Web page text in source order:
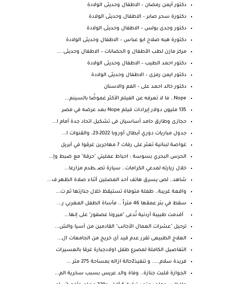
دكتور أيمن رمضان – الاطفال وحديثى الولادة
دكتورة سحر صابر – الاطفال وحديثى الولادة
دكتور وجدى بولس – الاطفال وحديثى الولادة
دكتورة هبه صلاح ابو عباس – الاطفال وحديثى الولادة
مركز مازن لطب الأطفال و الحضانات – الاطفال وحديثى ...
دكتور احمد الطيب – الاطفال وحديثى الولادة
دكتور ايمن رمزى – الاطفال وحديثى الولادة
دكتور خالد احمد على – الفم والاسنان
Nope.. ما لا تعرفه عن الفيلم الأكثر غموضًا بالسينم...
135 مليون دولار إيرادات فيلم Nope بعد عرضه في مصر
حجازى وطارق حامد أساسيان فى تشكيل اتحاد جدة أمام ا...
جدول مباريات دوري أبطال أوروبا 2022-23، والقنوات ا...
غواصة لبنانية تعثر على رفات 7 مهاجرين غرقوا في أبريل
الحرس البحري بسوسة : احباط عمليتي "حرقة" مع ضبط وإ...
خلال زيارته لمدعي الكرامات.. سيارة تصـ ـطدم مزارعا...
شاهد.. لص يسرق هاتف أحد المصلين أثناء صلاة الظهر ف...
واقعة غريبة.. طفلة متوفاة تستيقظ خلال جنازتها ثم ت...
سقط في بئر عمقها 46 متراً .. مأساة الطفل المغربي ر...
أقدمت طبيبة أردنية تُدعى "ميرونا عصفور" على إنها...
ترحيل "عشرات العمال الأجانب" القادمين من آسيا والش...
العلاج الطبيعى تقرر عدم قيد أى خريج من الجامعات ال...
التفاصيل الكاملة لمصرع طفل اولادجبارة غرقا بالعسيرات
فريدة سلام..... و تنفيذ2حالة ازاله بمساحة 275 متر ...
الجوازة قلبت جنازة.. وفاة والد عريس بسبب سخرية الم...